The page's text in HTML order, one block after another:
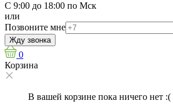
С 9:00 до 18:00 по Мск
или
Позвоните мне
Жду звонка
0
Корзина
В вашей корзине пока ничего нет :(